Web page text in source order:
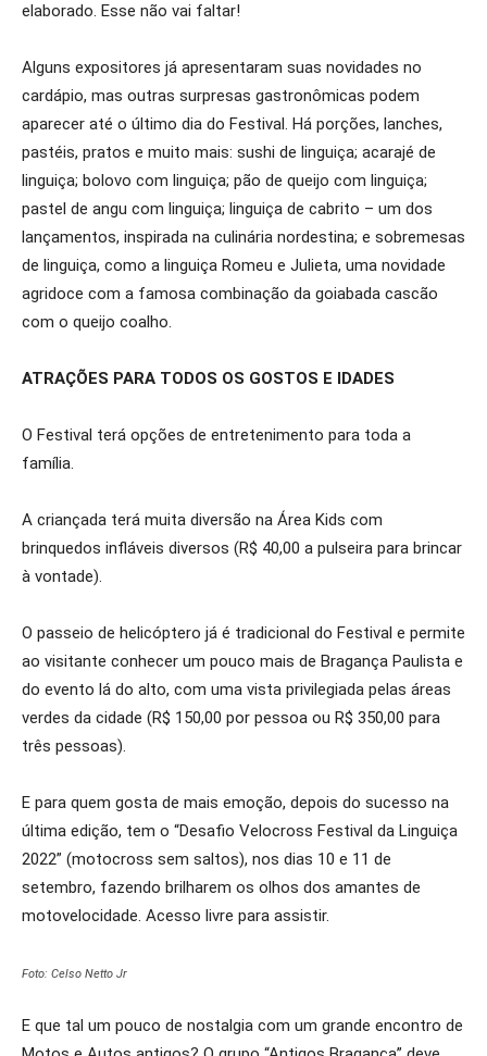
elaborado. Esse não vai faltar!
Alguns expositores já apresentaram suas novidades no
cardápio, mas outras surpresas gastronômicas podem
aparecer até o último dia do Festival. Há porções, lanches,
pastéis, pratos e muito mais: sushi de linguiça; acarajé de
linguiça; bolovo com linguiça; pão de queijo com linguiça;
pastel de angu com linguiça; linguiça de cabrito – um dos
lançamentos, inspirada na culinária nordestina; e sobremesas
de linguiça, como a linguiça Romeu e Julieta, uma novidade
agridoce com a famosa combinação da goiabada cascão
com o queijo coalho.
ATRAÇÕES PARA TODOS OS GOSTOS E IDADES
O Festival terá opções de entretenimento para toda a
família.
A criançada terá muita diversão na Área Kids com
brinquedos infláveis diversos (R$ 40,00 a pulseira para brincar
à vontade).
O passeio de helicóptero já é tradicional do Festival e permite
ao visitante conhecer um pouco mais de Bragança Paulista e
do evento lá do alto, com uma vista privilegiada pelas áreas
verdes da cidade (R$ 150,00 por pessoa ou R$ 350,00 para
três pessoas).
E para quem gosta de mais emoção, depois do sucesso na
última edição, tem o “Desafio Velocross Festival da Linguiça
2022” (motocross sem saltos), nos dias 10 e 11 de
setembro, fazendo brilharem os olhos dos amantes de
motovelocidade. Acesso livre para assistir.
Foto: Celso Netto Jr
E que tal um pouco de nostalgia com um grande encontro de